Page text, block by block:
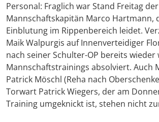
Personal: Fraglich war Stand Freitag
Mannschaftskapitän Marco Hartmann,
Einblutung im Rippenbereich leidet.
Maik Walpurgis auf Innenverteidiger
nach seiner Schulter-OP bereits wieder
Mannschaftstrainings absolviert. Auch
Patrick Möschl (Reha nach
Torwart Patrick Wiegers, der am
Training umgeknickt ist, stehen nicht